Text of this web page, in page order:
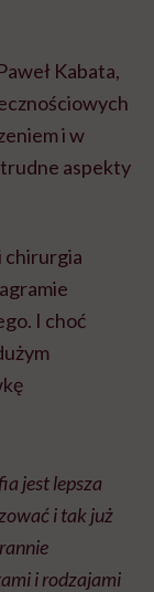
Kabata,
i w
aspekty
chirurgia
I choć
jest lepsza
i tak już
i rodzajami